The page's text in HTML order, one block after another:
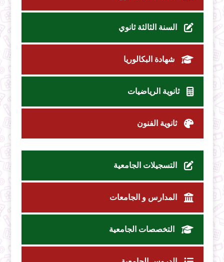
السنة الثالثة ثانوي
شهادة البكالوريا
ثانوية الرياضيات
ثانوية الفنون
التسجيلات الجامعية
المدارس و الجامعات
التخصصات الجامعية